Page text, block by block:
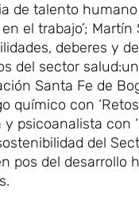
de talento
el trabajo’;
deberes y
del sector
Santa Fe de
químico con
y psicoanalista
del
pos del